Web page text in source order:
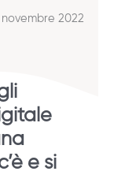
2022
e si